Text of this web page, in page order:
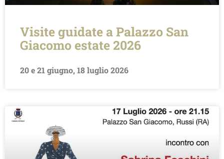
Visite guidate a Palazzo San
Giacomo estate 2026
20 e 21 giugno, 18 luglio 2026